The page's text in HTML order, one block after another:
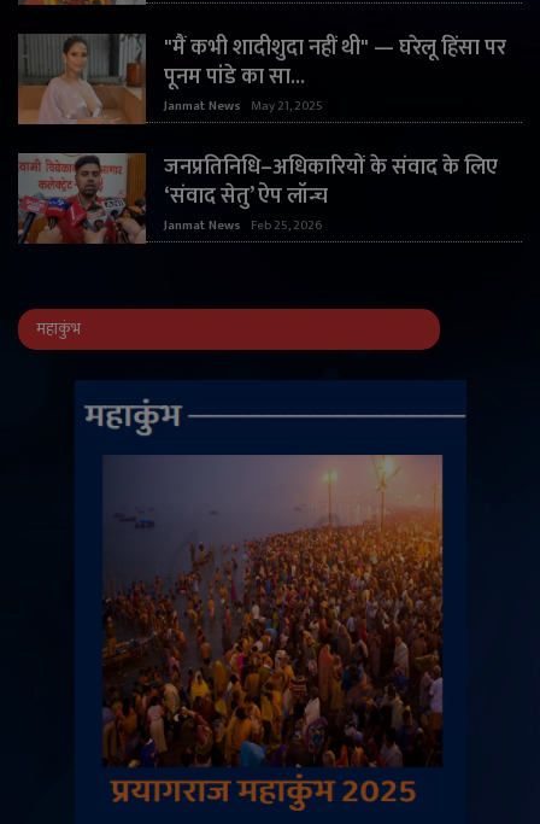
"मैं कभी शादीशुदा नहीं थी" — घरेलू हिंसा पर
पूनम पांडे का सा...
Janmat News May 21, 2025
जनप्रतिनिधि–अधिकारियों के संवाद के लिए
‘संवाद सेतु’ ऐप लॉन्च
Janmat News Feb 25, 2026
महाकुंभ